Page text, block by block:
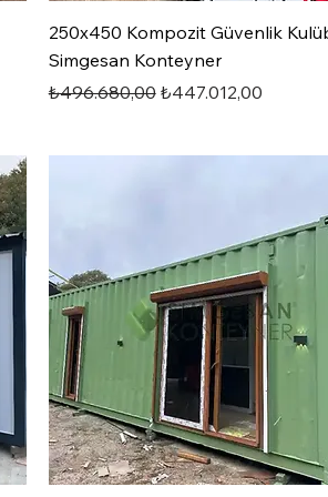
250x450 Kompozit Güvenlik
Simgesan Konteyner
Normal Fiyat
₺496.680,00 İndirimli Fiyat
₺447.012,00